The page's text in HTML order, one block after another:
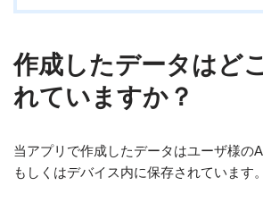
作成したデータはど
れていますか？
当アプリで作成したデータはユーザ様の
もしくはデバイス内に保存されています。